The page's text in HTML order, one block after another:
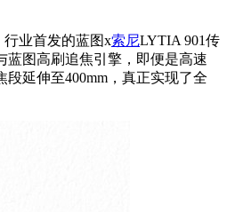
业首发的蓝图x索尼LYTIA 901传
蓝图高刷追焦引擎，即便是高速
延伸至400mm，真正实现了全